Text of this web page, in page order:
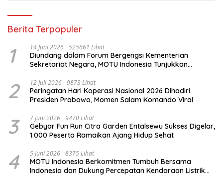
Berita Terpopuler
1 14 Juni 2026 525661 Lihat
Diundang dalam Forum Bergengsi Kementerian
Sekretariat Negara, MOTU Indonesia Tunjukkan
2 12 Juli 2026 9873 Lihat
Peringatan Hari Koperasi Nasional 2026 Dihadiri
Presiden Prabowo, Momen Salam Komando Viral
3 7 Juni 2026 9470 Lihat
Gebyar Fun Run Citra Garden Entalsewu Sukses Digelar,
1.000 Peserta Ramaikan Ajang Hidup Sehat
4 5 Juni 2026 8375 Lihat
MOTU Indonesia Berkomitmen Tumbuh Bersama
Indonesia dan Dukung Percepatan Kendaraan Listrik